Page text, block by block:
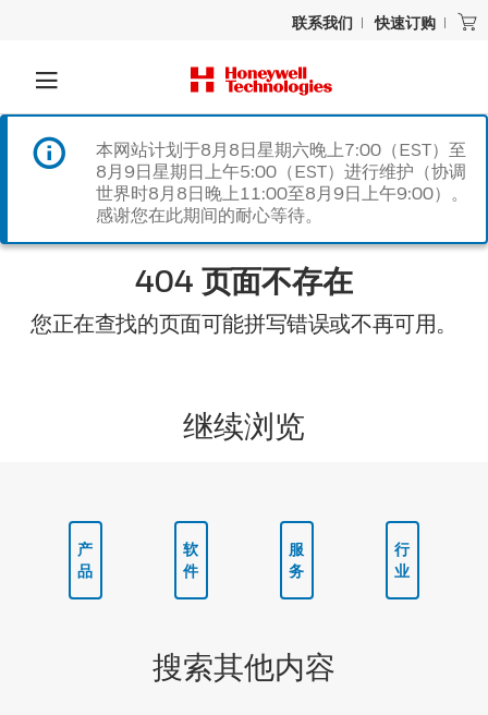
联系我们 快速订购
本网站计划于8月8日星期六晚上7:00（EST）至
8月9日星期日上午5:00（EST）进行维护（协调
世界时8月8日晚上11:00至8月9日上午9:00）。
感谢您在此期间的耐心等待。
404 页面不存在
您正在查找的页面可能拼写错误或不再可用。
继续浏览
产
品
软
件
服
务
行
业
搜索其他内容